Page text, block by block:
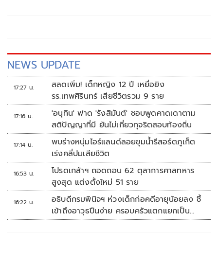
NEWS UPDATE
17:27 น.
สลดเพิ่ม! เด็กหญิง 12 ปี เหยื่อยิง
รร.เทพศิรินทร์ เสียชีวิตรวม 9 ราย
17:16 น.
'อนุทิน' ฟาด 'รังสิมันต์' ชอบพูดคาดเดาตาม
สติปัญญาที่มี ยันไม่เกี่ยวทุจริตสอบท้องถิ่น
17:14 น.
พบร่างหนุ่มไอร์แลนด์ลอยขุมน้ำรีสอร์ตภูเก็ต
เร่งคลี่ปมเสียชีวิต
16:53 น.
โปรดเกล้าฯ ถอดถอน 62 ตุลาการศาลทหาร
สูงสุด แต่งตั้งใหม่ 51 ราย
16:22 น.
อธิบดีกรมพินิจฯ ห่วงเด็กก่อคดีอายุน้อยลง ชี้
เข้าถึงอาวุธปืนง่าย ครอบครัวแตกแยกเป็น
ชนวนสำคัญ